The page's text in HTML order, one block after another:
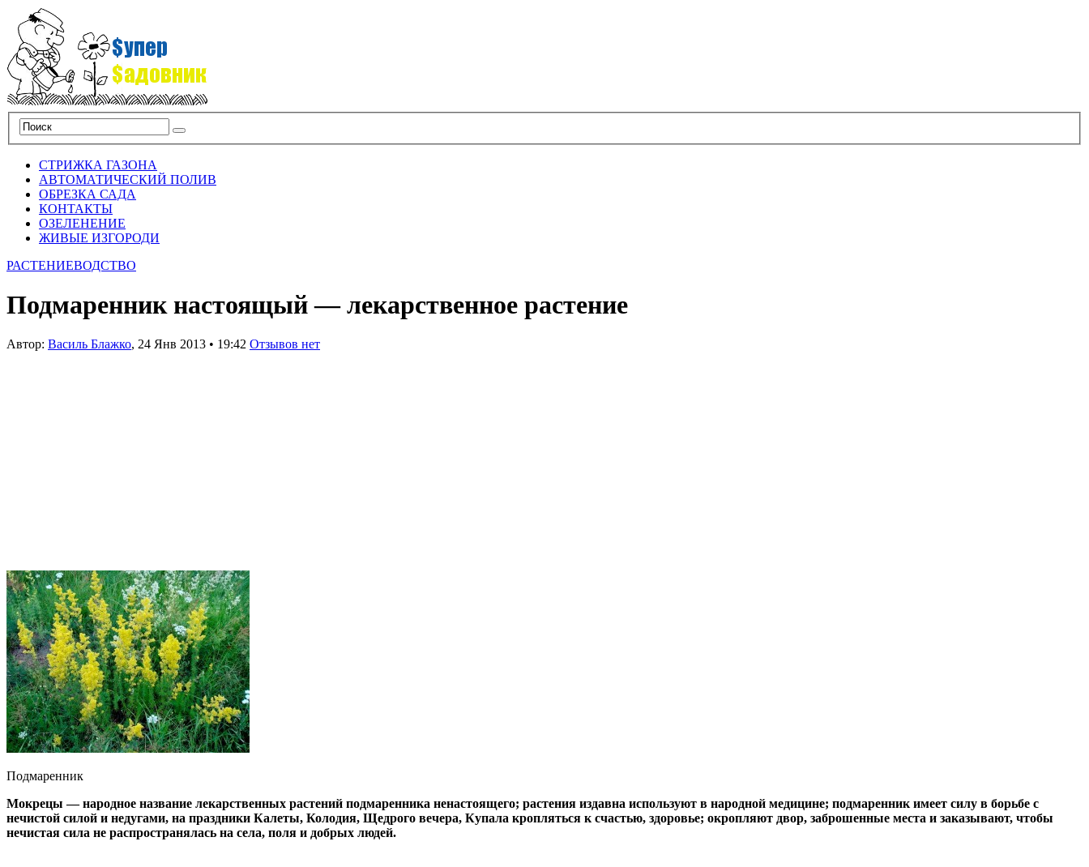
СТРИЖКА ГАЗОНА
АВТОМАТИЧЕСКИЙ ПОЛИВ
ОБРЕЗКА САДА
КОНТАКТЫ
ОЗЕЛЕНЕНИЕ
ЖИВЫЕ ИЗГОРОДИ
РАСТЕНИЕВОДСТВО
Подмаренник настоящый — лекарственное растение
Автор: Василь Блажко, 24 Янв 2013 • 19:42 Отзывов нет
Подмаренник
Мокрецы — народное название лекарственных растений подмаренника ненастоящего; растения издавна используют в народной медицине; подмаренник имеет силу в борьбе с
нечистой силой и недугами, на праздники Калеты, Колодия, Щедрого вечера, Купала кропляться к счастью, здоровье; окропляют двор, заброшенные места и заказывают, чтобы
нечистая сила не распространялась на села, поля и добрых людей.